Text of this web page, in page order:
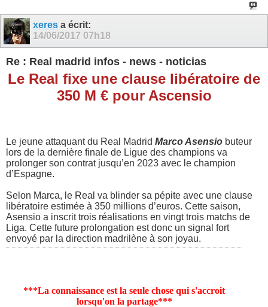
xeres a écrit:
14/06/2017 07h18
Re : Real madrid infos - news - noticias
Le Real fixe une clause libératoire de
350 M € pour Ascensio
Le jeune attaquant du Real Madrid Marco Asensio buteur
lors de la dernière finale de Ligue des champions va
prolonger son contrat jusqu’en 2023 avec le champion
d’Espagne.
Selon Marca, le Real va blinder sa pépite avec une clause
libératoire estimée à 350 millions d’euros. Cette saison,
Asensio a inscrit trois réalisations en vingt trois matchs de
Liga. Cette future prolongation est donc un signal fort
envoyé par la direction madrilène à son joyau.
***La connaissance est la seule chose qui s'accroit
lorsqu'on la partage***